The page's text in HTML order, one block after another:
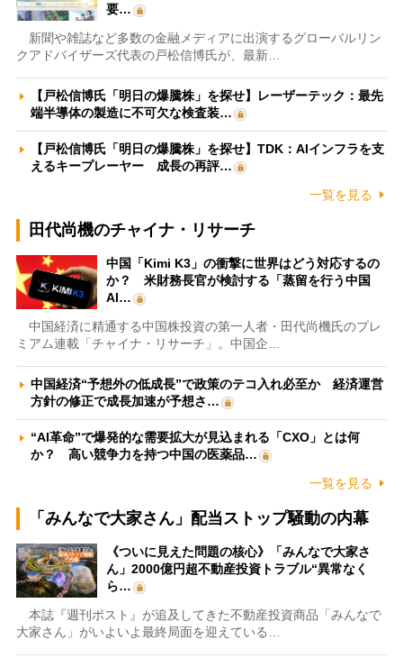
要…
新聞や雑誌など多数の金融メディアに出演するグローバルリン
クアドバイザーズ代表の戸松信博氏が、最新…
【戸松信博氏「明日の爆騰株」を探せ】レーザーテック：最先
端半導体の製造に不可欠な検査装…
【戸松信博氏「明日の爆騰株」を探せ】TDK：AIインフラを支
えるキープレーヤー 成長の再評…
一覧を見る
田代尚機のチャイナ・リサーチ
中国「Kimi K3」の衝撃に世界はどう対応するの
か？ 米財務長官が検討する「蒸留を行う中国
AI…
中国経済に精通する中国株投資の第一人者・田代尚機氏のプレ
ミアム連載「チャイナ・リサーチ」。中国企…
中国経済“予想外の低成長”で政策のテコ入れ必至か 経済運営
方針の修正で成長加速が予想さ…
“AI革命”で爆発的な需要拡大が見込まれる「CXO」とは何
か？ 高い競争力を持つ中国の医薬品…
一覧を見る
「みんなで大家さん」配当ストップ騒動の内幕
《ついに見えた問題の核心》「みんなで大家さ
ん」2000億円超不動産投資トラブル“異常なく
ら…
本誌『週刊ポスト』が追及してきた不動産投資商品「みんなで
大家さん」がいよいよ最終局面を迎えている…